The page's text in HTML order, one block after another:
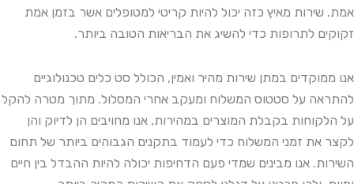
אמת. שירות מאיץ כזה יכול להיות קריטי למטופלים אשר בזמן אמת
זקוקים לתרופות כדי להשיג את הבריאות הטובה ביותר.
אנו ממוקדים במתן שירות מהיר ואמין, הכולל סט כלים טכנולוגיים
להתראה על סטטוס המשלוח ומעקב אחרי המסלול. מתוך מטרה להקל
על הלקוחות בקבלת המוצרים במהירות, אנו מחויבים הן לדיוק והן
לקצר את זמני המשלוח כדי לעמוד בתקנים הגבוהים ביותר של תחום
השירות. אנו מבינים שמדי פעם הדחיפות יכולה להיות ההבדל בין חיים